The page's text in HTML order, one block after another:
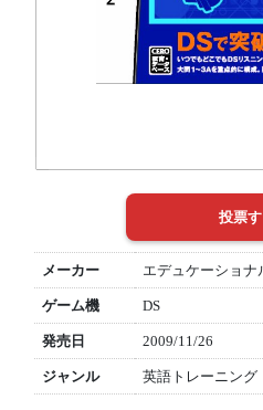
メーカー エデュケーショナ
ゲーム機 DS
発売日 2009/11/26
ジャンル 英語トレーニング